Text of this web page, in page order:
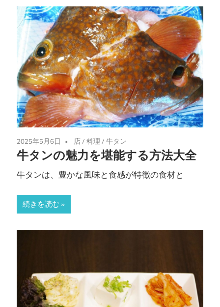
2025年5月6日 店/料理/牛タン
牛タンの魅力を堪能する方法大全
牛タンは、豊かな風味と食感が特徴の食材と
続きを読む